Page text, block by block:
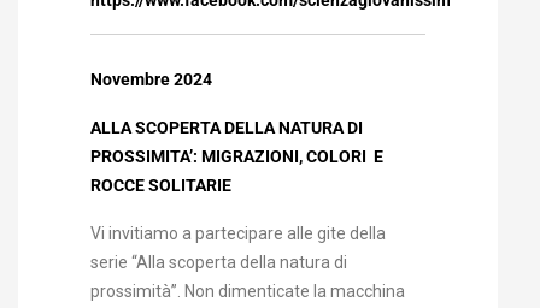
Novembre 2024
ALLA SCOPERTA DELLA NATURA DI
PROSSIMITA’: MIGRAZIONI, COLORI E
ROCCE SOLITARIE
Vi invitiamo a partecipare alle gite della
serie “Alla scoperta della natura di
prossimità”. Non dimenticate la macchina